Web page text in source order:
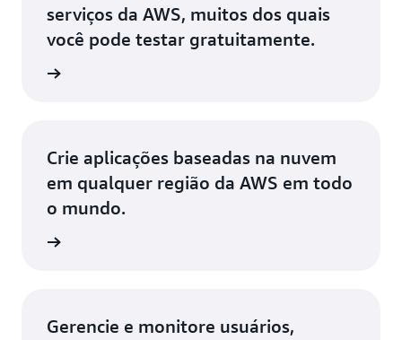
serviços da AWS, muitos dos quais
você pode testar gratuitamente.
Crie aplicações baseadas na nuvem
em qualquer região da AWS em todo
o mundo.
Gerencie e monitore usuários,